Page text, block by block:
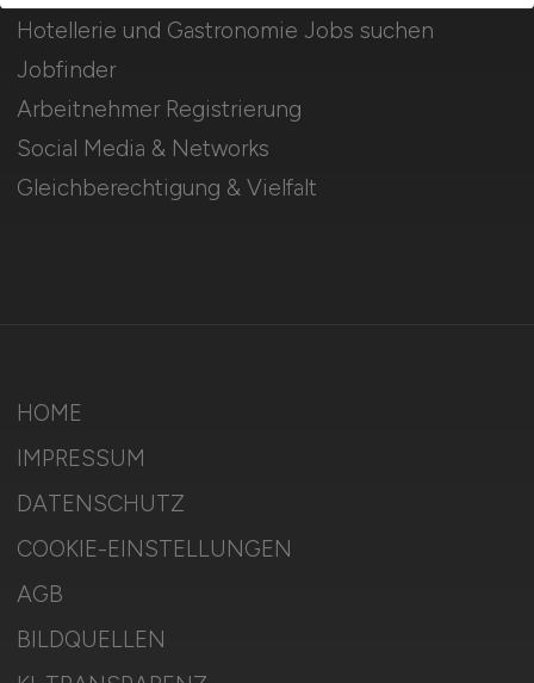
Hotellerie und Gastronomie Jobs suchen
Jobfinder
Arbeitnehmer Registrierung
Social Media & Networks
Gleichberechtigung & Vielfalt
HOME
IMPRESSUM
DATENSCHUTZ
COOKIE-EINSTELLUNGEN
AGB
BILDQUELLEN